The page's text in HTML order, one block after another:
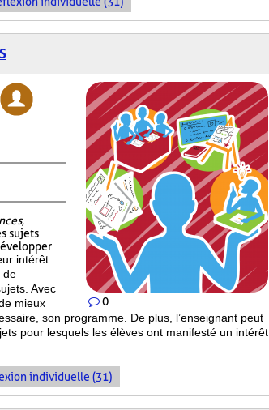
0
,
sujets
intérêt
de
Avec
mieux
son programme. De plus, l’enseignant peut
pour lesquels les élèves ont manifesté un intérêt
individuelle (31)